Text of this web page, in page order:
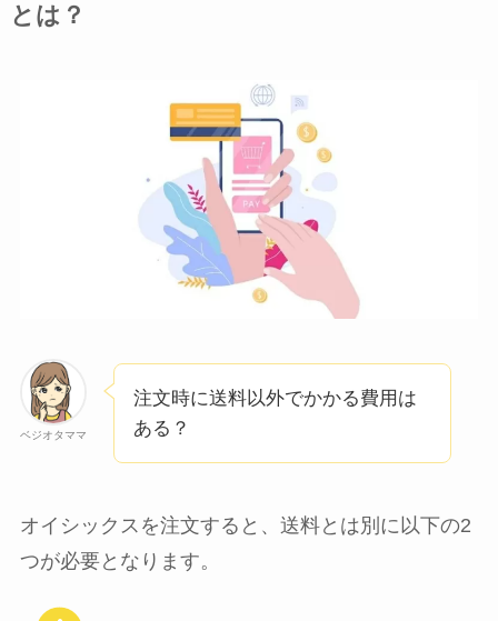
とは？
ベジオタママ
注文時に送料以外でかかる費用は
ある？
オイシックスを注文すると、送料とは別に以下の2
つが必要となります。